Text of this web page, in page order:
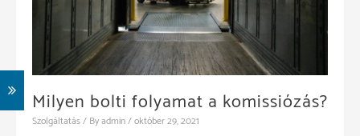
Milyen bolti folyamat a komissiózás?
Szolgáltatás/ Byadmin/október 29, 2021